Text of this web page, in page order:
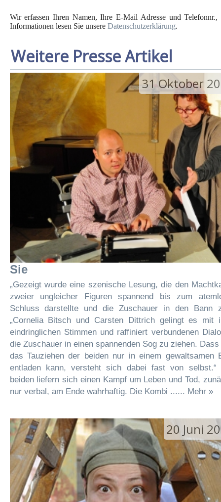
Wir erfassen Ihren Namen, Ihre E-Mail Adresse und
Informationen lesen Sie unsere Datenschutzerklärung.
Weitere Presse Artikel
31 Oktober
Sie
„Gezeigt wurde eine szenische Lesung, die den
zweier ungleicher Figuren spannend bis zum
Schluss darstellte und die Zuschauer in den Bann
„Cornelia Bitsch und Carsten Dittrich gelingt es mit
eindringlichen Stimmen und raffiniert verbundenen
die Zuschauer in einen spannenden Sog zu ziehen.
das Tauziehen der beiden nur in einem gewaltsamen
entladen kann, versteht sich dabei fast von selbst.“
beiden liefern sich einen Kampf um Leben und Tod,
nur verbal, am Ende wahrhaftig. Die Kombi ...... Mehr »
20 Juni